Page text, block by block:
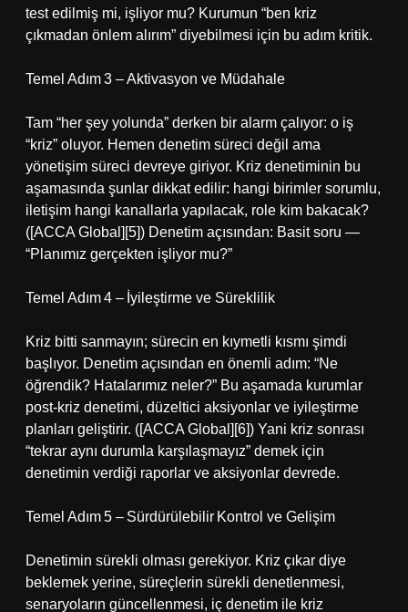
test edilmiş mi, işliyor mu? Kurumun “ben kriz
çıkmadan önlem alırım” diyebilmesi için bu adım kritik.
Temel Adım 3 – Aktivasyon ve Müdahale
Tam “her şey yolunda” derken bir alarm çalıyor: o iş
“kriz” oluyor. Hemen denetim süreci değil ama
yönetişim süreci devreye giriyor. Kriz denetiminin bu
aşamasında şunlar dikkat edilir: hangi birimler sorumlu,
iletişim hangi kanallarla yapılacak, role kim bakacak?
([ACCA Global][5]) Denetim açısından: Basit soru —
“Planımız gerçekten işliyor mu?”
Temel Adım 4 – İyileştirme ve Süreklilik
Kriz bitti sanmayın; sürecin en kıymetli kısmı şimdi
başlıyor. Denetim açısından en önemli adım: “Ne
öğrendik? Hatalarımız neler?” Bu aşamada kurumlar
post‑kriz denetimi, düzeltici aksiyonlar ve iyileştirme
planları geliştirir. ([ACCA Global][6]) Yani kriz sonrası
“tekrar aynı durumla karşılaşmayız” demek için
denetimin verdiği raporlar ve aksiyonlar devrede.
Temel Adım 5 – Sürdürülebilir Kontrol ve Gelişim
Denetimin sürekli olması gerekiyor. Kriz çıkar diye
beklemek yerine, süreçlerin sürekli denetlenmesi,
senaryoların güncellenmesi, iç denetim ile kriz